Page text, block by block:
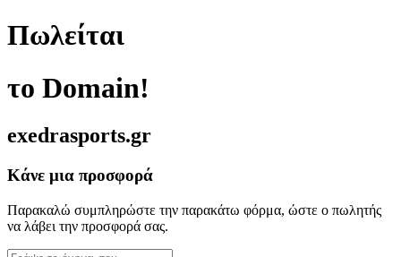
Πωλείται
το Domain!
exedrasports.gr
Κάνε μια προσφορά
Παρακαλώ συμπληρώστε την παρακάτω φόρμα, ώστε ο πωλητής
να λάβει την προσφορά σας.